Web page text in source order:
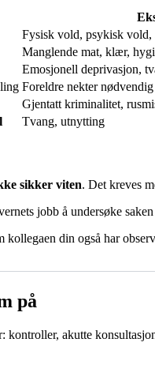
Fysisk vold, psykisk vold,
Manglende mat, klær,
Emosjonell deprivasjon,
Foreldre nekter
Gjentatt kriminalitet,
Tvang, utnytting
sikker viten. Det kreves
jobb å undersøke
din også har
på
kontroller, akutte